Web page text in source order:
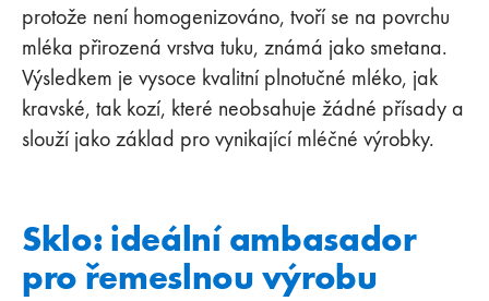
protože není homogenizováno, tvoří se na povrchu
mléka přirozená vrstva tuku, známá jako smetana.
Výsledkem je vysoce kvalitní plnotučné mléko, jak
kravské, tak kozí, které neobsahuje žádné přísady a
slouží jako základ pro vynikající mléčné výrobky.
Sklo: ideální ambasador
pro řemeslnou výrobu